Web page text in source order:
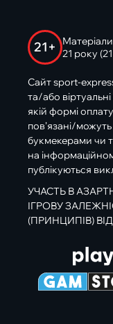
21+
21 року
Сайт sport-
та/або
якій формі
пов’язані/
букмекерами чи
на
публікуються
УЧАСТЬ В
ІГРОВУ
(ПРИНЦИПІВ)